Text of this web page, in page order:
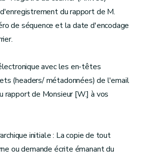
du rapport de M.
de séquence et la date d'encodage
avec les en-têtes
(headers/ métadonnées) de l'email
rapport de Monsieur [W.] à vos
initiale : La copie de tout
ou demande écrite émanant du